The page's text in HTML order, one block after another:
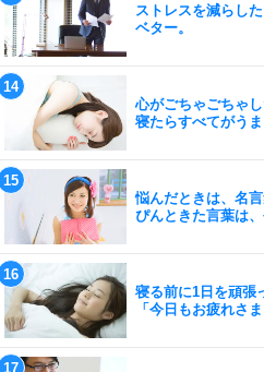
ストレスを減らし
ベター。
心がごちゃごちゃ
寝たらすべてがうま
悩んだときは、名言
ぴんときた言葉は
寝る前に1日を頑張
「今日もお疲れさま